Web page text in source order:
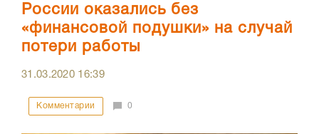
России оказались без
«финансовой подушки» на случай
потери работы
31.03.2020 16:39
Комментарии 0